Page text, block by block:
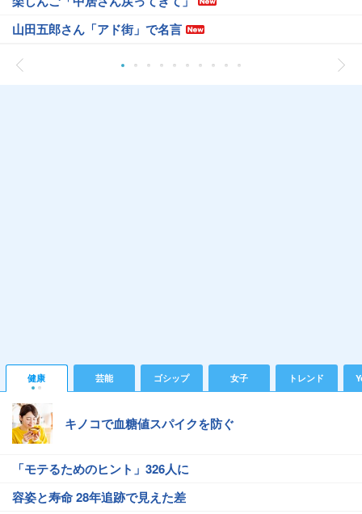
山田五郎さん「アド街」で名言
健康 芸能 ゴシップ 女子 トレンド
キノコで血糖値スパイクを防ぐ
「モテるためのヒント」326人に
容姿と寿命 28年追跡で見えた差